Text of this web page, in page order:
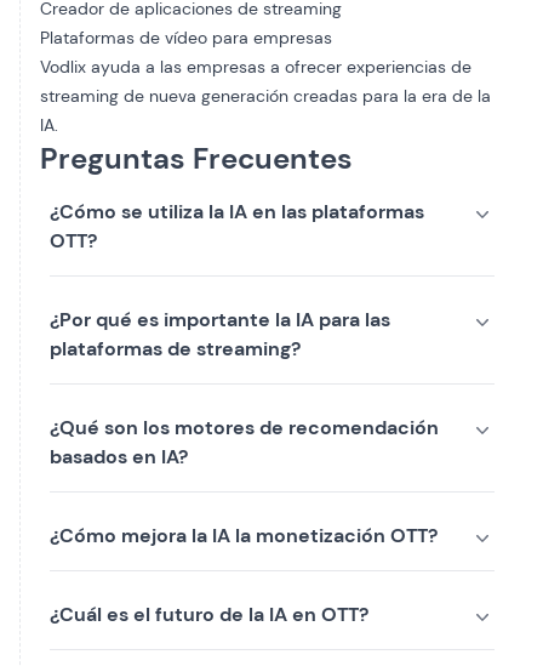
Creador de aplicaciones de streaming
Plataformas de vídeo para empresas
Vodlix ayuda a las empresas a ofrecer experiencias de
streaming de nueva generación creadas para la era de la
IA.
Preguntas Frecuentes
¿Cómo se utiliza la IA en las plataformas
OTT?
¿Por qué es importante la IA para las
plataformas de streaming?
¿Qué son los motores de recomendación
basados en IA?
¿Cómo mejora la IA la monetización OTT?
¿Cuál es el futuro de la IA en OTT?